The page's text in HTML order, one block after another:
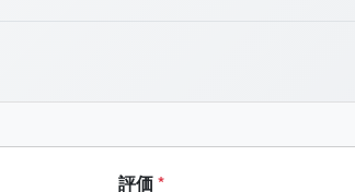
評価*